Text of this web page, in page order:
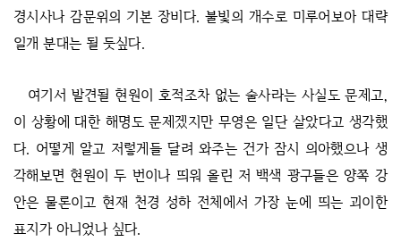
경시사나 감문위의 기본 장비다. 불빛의 개수로 미루어보아 대략
일개 분대는 될 듯싶다.
여기서 발견될 현원이 호적조차 없는 술사라는 사실도 문제고,
이 상황에 대한 해명도 문제겠지만 무영은 일단 살았다고 생각했
다. 어떻게 알고 저렇게들 달려 와주는 건가 잠시 의아했으나 생
각해보면 현원이 두 번이나 띄워 올린 저 백색 광구들은 양쪽 강
안은 물론이고 현재 천경 성하 전체에서 가장 눈에 띄는 괴이한
표지가 아니었나 싶다.